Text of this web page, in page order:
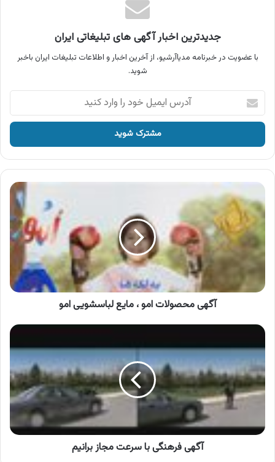
جدیدترین اخبار آگهی های تبلیغاتی ایران
با عضویت در خبرنامه مدیاآرشیو، از آخرین اخبار و اطلاعات تبلیغات ایران باخبر
شوید.
آدرس
ایمیل
خود
وارد
کنید
آگهی
محصولات
امو
مایع
لباسشویی
امو
آگهی محصولات امو ، مایع لباسشویی امو
آگهی
با
سرعت
مجاز
برانیم
آگهی فرهنگی با سرعت مجاز برانیم